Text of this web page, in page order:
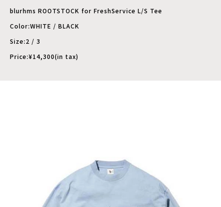
blurhms ROOTSTOCK for FreshService L/S Tee
Color:WHITE / BLACK
Size:2 / 3
Price:¥14,300(in tax)